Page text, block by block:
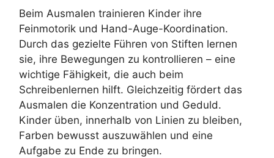
Beim Ausmalen trainieren Kinder ihre
Feinmotorik und Hand-Auge-Koordination.
Durch das gezielte Führen von Stiften lernen
sie, ihre Bewegungen zu kontrollieren – eine
wichtige Fähigkeit, die auch beim
Schreibenlernen hilft. Gleichzeitig fördert das
Ausmalen die Konzentration und Geduld.
Kinder üben, innerhalb von Linien zu bleiben,
Farben bewusst auszuwählen und eine
Aufgabe zu Ende zu bringen.